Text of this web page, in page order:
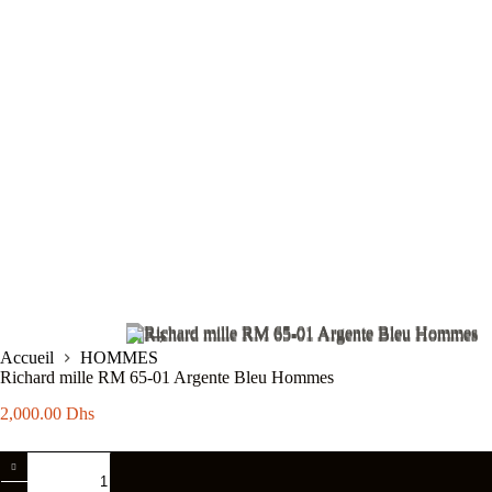
Accueil
HOMMES
Richard mille RM 65-01 Argente Bleu Hommes
2,000.00 Dhs
de